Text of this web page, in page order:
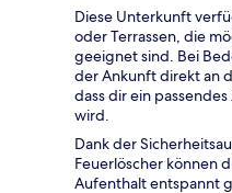
Diese Unterkunft
oder Terrassen, die
geeignet sind. Bei
der Ankunft direkt an
dass dir ein
wird.
Dank der
Feuerlöscher können
Aufenthalt entspannt